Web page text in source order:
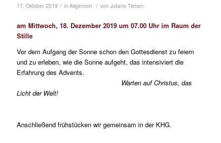
17. Oktober 2019 / in Allgemein / von Juliane Tiehen
am Mittwoch, 18. Dezember 2019 um 07.00 Uhr im Raum der
Stille
Vor dem Aufgang der Sonne schon den Gottesdienst zu feiern
und zu erleben, wie die Sonne aufgeht, das intensiviert die
Erfahrung des Advents.
Warten auf Christus, das
Licht der Welt!
Anschließend frühstücken wir gemeinsam in der KHG.